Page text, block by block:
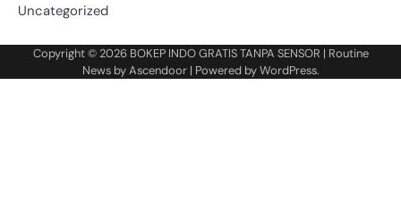
Uncategorized
Copyright © 2026 BOKEP INDO GRATIS TANPA SENSOR | Routine
News byAscendoor| Powered byWordPress.